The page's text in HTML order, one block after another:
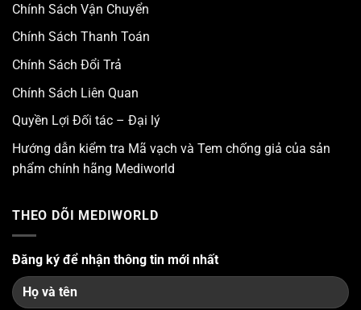
Chính Sách Vận Chuyển
Chính Sách Thanh Toán
Chính Sách Đổi Trả
Chính Sách Liên Quan
Quyền Lợi Đối tác – Đại lý
Hướng dẫn kiểm tra Mã vạch và Tem chống giả của sản
phẩm chính hãng Mediworld
THEO DÕI MEDIWORLD
Đăng ký để nhận thông tin mới nhất